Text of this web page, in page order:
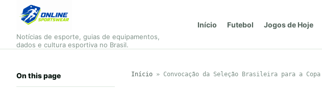
Notícias de esporte, guias de equipamentos,
dados e cultura esportiva no Brasil.
Início Futebol Jogos de Hoje
On this page Início» Convocação da Seleção Brasileira para a